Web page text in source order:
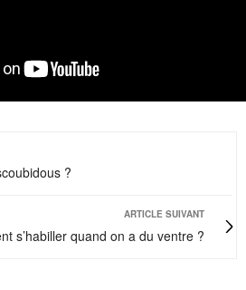
?
ARTICLE SUIVANT
s’habiller quand on a du ventre ?